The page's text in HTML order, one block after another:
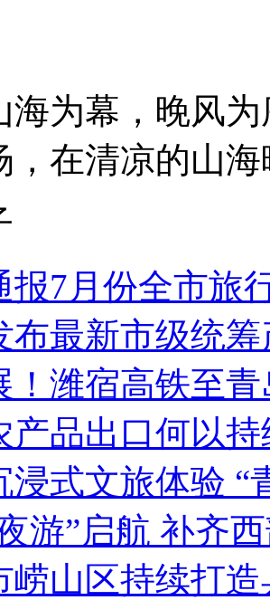
幕，晚风为
，在清凉的山
报7月份全市旅
布最新市级统
！潍宿高铁至
产品出口何以持
浸式文旅体验 “
游”启航 补齐
崂山区持续打